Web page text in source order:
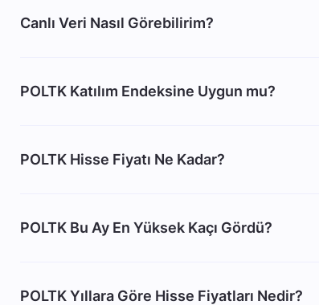
Canlı Veri Nasıl Görebilirim?
POLTK Katılım Endeksine Uygun mu?
POLTK Hisse Fiyatı Ne Kadar?
POLTK Bu Ay En Yüksek Kaçı Gördü?
POLTK Yıllara Göre Hisse Fiyatları Nedir?